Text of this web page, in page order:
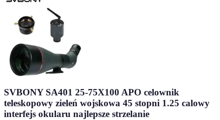
SVBONY SA401 25-75X100 APO celownik
teleskopowy zieleń wojskowa 45 stopni 1.25 calowy
interfejs okularu najlepsze strzelanie